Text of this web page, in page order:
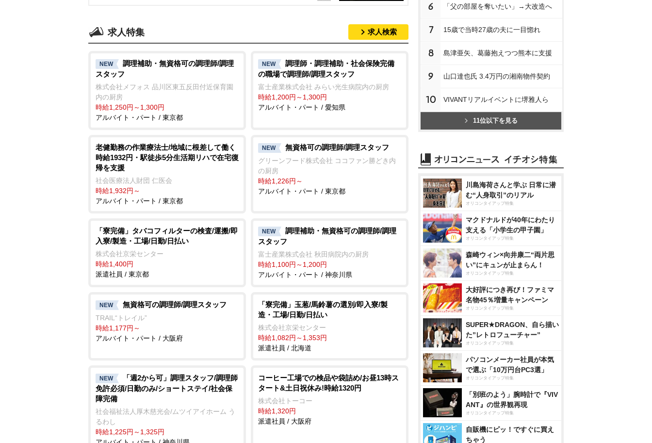
求人特集 求人検索
NEW
調理補助・無資格可の調理師/調理
スタッフ
株式会社メフォス 品川区東五反田付近保育園
内の厨房
時給1,250円～1,300円
アルバイト・パート / 東京都
NEW
調理師・調理補助・社会保険完備
の職場で調理師/調理スタッフ
富士産業株式会社 みらい光生病院内の厨房
時給1,200円～1,300円
アルバイト・パート / 愛知県
老健勤務の作業療法士/地域に根差して働く
時給1932円・駅徒歩5分生活期リハで在宅復
帰を支援
社会医療法人財団 仁医会
時給1,932円～
アルバイト・パート / 東京都
NEW 無資格可の調理師/調理スタッフ
グリーンフード株式会社 ココファン勝どき内
の厨房
時給1,226円～
アルバイト・パート / 東京都
「寮完備」タバコフィルターの検査/運搬/即
入寮/製造・工場/日勤/日払い
株式会社京栄センター
時給1,400円
派遣社員 / 東京都
NEW
調理補助・無資格可の調理師/調理
スタッフ
富士産業株式会社 秋田病院内の厨房
時給1,100円～1,200円
アルバイト・パート / 神奈川県
NEW 無資格可の調理師/調理スタッフ
TRAIL“トレイル”
時給1,177円～
アルバイト・パート / 大阪府
「寮完備」玉葱/馬鈴薯の選別/即入寮/製
造・工場/日勤/日払い
株式会社京栄センター
時給1,082円～1,353円
派遣社員 / 北海道
NEW
「週2から可」調理スタッフ/調理師
免許必須/日勤のみ/ショートステイ/社会保
障完備
社会福祉法人厚木慈光会/ムツイアイホーム う
るわし
時給1,225円～1,325円
コーヒー工場での検品や袋詰め/お昼13時ス
タート&土日祝休み!時給1320円
株式会社トーコー
時給1,320円
派遣社員 / 大阪府
6 「父の部屋を奪いたい」→大改造へ
7 15歳で当時27歳の夫に一目惚れ
8 島津亜矢、葛藤抱えつつ熊本に支援
9 山口達也氏 3.4万円の湘南物件契約
10 VIVANTリアルイベントに堺雅人ら
11位以下を見る
川島海荷さんと学ぶ 日常に潜
む“人身取引”のリアル
オリコンタイアップ特集
マクドナルドが40年にわたり
支える「小学生の甲子園」
オリコンタイアップ特集
森崎ウィン×向井康二“両片思
い”にキュンが止まらん！
オリコンタイアップ特集
大好評につき再び！ファミマ
名物45％増量キャンペーン
オリコンタイアップ特集
SUPER★DRAGON、自ら描い
た”レトロフューチャー”
オリコンタイアップ特集
パソコンメーカー社員が本気
で選ぶ「10万円台PC3選」
オリコンタイアップ特集
「別班のよう」腕時計で『VIV
ANT』の世界観再現
オリコンタイアップ特集
自販機にピッ！ですぐに買え
ちゃう